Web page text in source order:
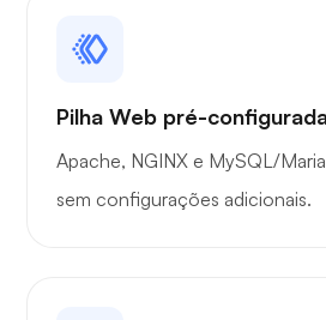
Pilha Web pré-
Apache, NGINX e MySQL/
sem configurações adicionais.